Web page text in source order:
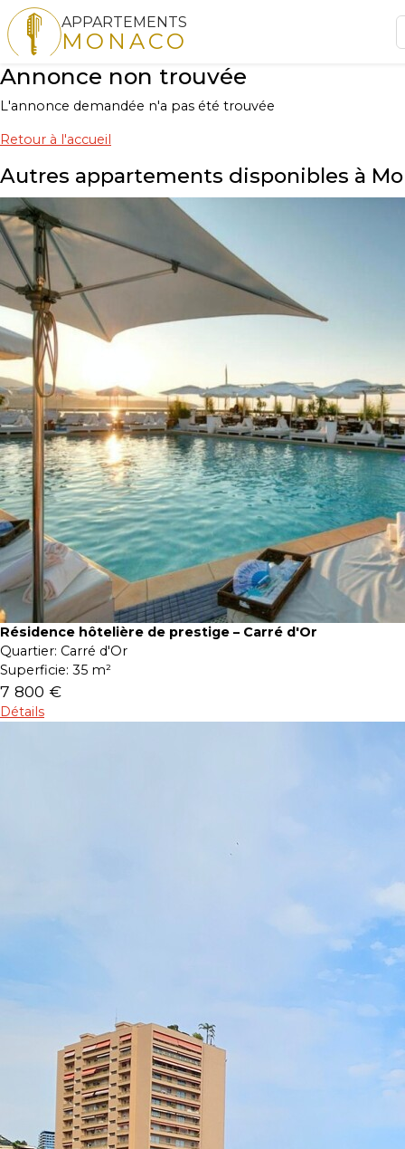
APPARTEMENTS
MONACO
Annonce non trouvée
L'annonce demandée n'a pas été trouvée
Retour à l'accueil
Autres appartements disponibles à
Résidence hôtelière de prestige – Carré d'Or
Quartier: Carré d'Or
Superficie: 35 m²
7 800 €
Détails